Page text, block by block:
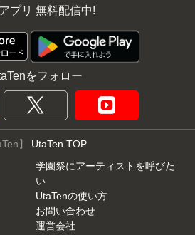
プリ 無料配信中!
をフォロー
】 UtaTen TOP
学園祭にアーティストを呼びた
い
UtaTenの使い方
お問い合わせ
運営会社